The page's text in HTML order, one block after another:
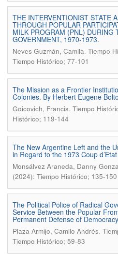
THE INTERVENTIONIST STATE
THROUGH POPULAR
MILK PROGRAM (PNL) DURING
GOVERNMENT, 1970-1973.
Neves Guzmán, Camila. Tiempo
Tiempo Histórico; 77-101
The Mission as a Frontier
Colonies. By Herbert Eugene
Goicovich, Francis. Tiempo
Histórico; 119-144
The New Argentine Left and the
in Regard to the 1973 Coup
Monsálvez Araneda, Danny
(2024): Tiempo Histórico; 135-150
The Political Police of Radical
Service Between the Popular
Permanent Defense of
Plaza Armijo, Camilo Andrés.
Tiempo Histórico; 59-83